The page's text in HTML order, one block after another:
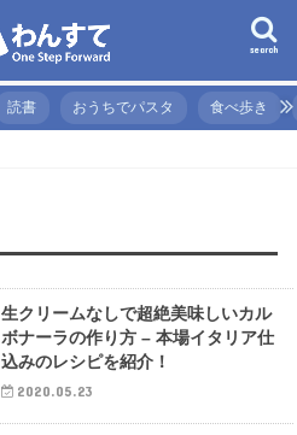
search
読書 おうちでパスタ 食べ歩き
生クリームなしで超絶美味しいカル
ボナーラの作り方 – 本場イタリア仕
込みのレシピを紹介！
2020.05.23